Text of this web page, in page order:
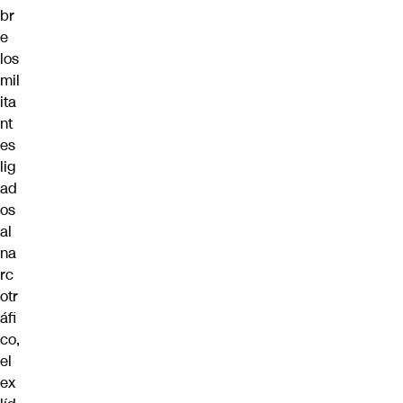
br
e
los
mil
ita
nt
es
lig
ad
os
al
na
rc
otr
áfi
co,
el
ex